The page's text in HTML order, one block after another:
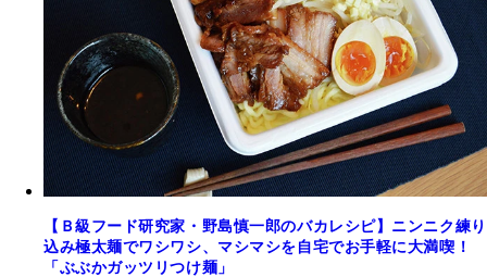
【Ｂ級フード研究家・野島慎一郎のバカレシピ】ニンニク練り
込み極太麺でワシワシ、マシマシを自宅でお手軽に大満喫！
「ぶぶかガッツリつけ麺」